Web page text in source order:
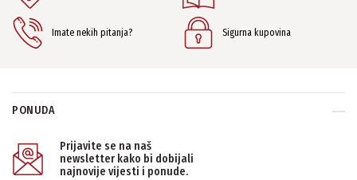
Imate nekih pitanja? Sigurna kupovina
PONUDA
Prijavite se na naš
newsletter kako bi dobijali
najnovije vijesti i ponude.